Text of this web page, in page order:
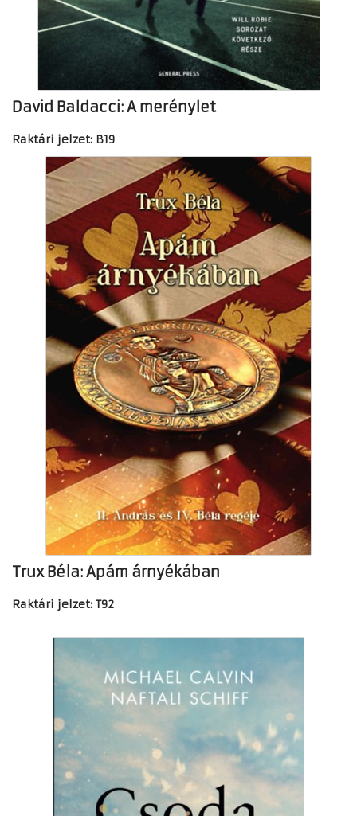
David Baldacci: A merénylet
Raktári jelzet: B19
Trux Béla: Apám árnyékában
Raktári jelzet: T92